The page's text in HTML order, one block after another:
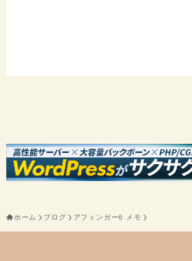
ホーム ブログ アフィンガー6 メモ